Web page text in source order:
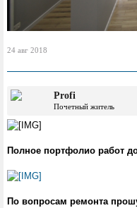
24 авг 2018
Profi
Почетный житель
Полное портфолио работ
По вопросам ремонта